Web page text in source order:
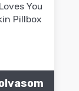
You
Pillbox